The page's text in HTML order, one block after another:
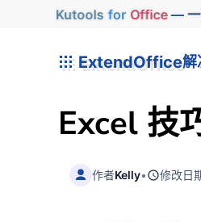
Kutools for Office— 一
ExtendOffice解
Excel 技
作者Kelly• 修改日